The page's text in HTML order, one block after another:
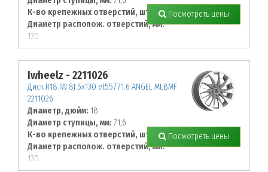
К-во крепежных отверстий, шт:
Диаметр располож. отверстий, мм:
130
Посмотреть цены
Iwheelz - 2211026
Диск R18 IW 8J 5х130 et55/71.6 ANGEL MLBMF
2211026
Диаметр, дюйм: 18
Диаметр ступицы, мм: 71,6
К-во крепежных отверстий, шт:
Диаметр располож. отверстий, мм:
130
Посмотреть цены